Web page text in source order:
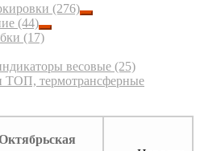
(276)
(44)
(17)
весовые (25)
ТОП, термотрансферные